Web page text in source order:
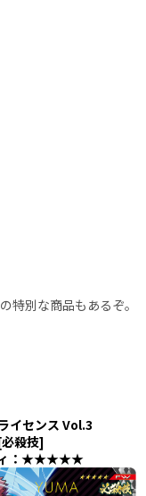
特別な商品もあるぞ。
イセンス Vol.3
殺技]
ィ：★★★★★